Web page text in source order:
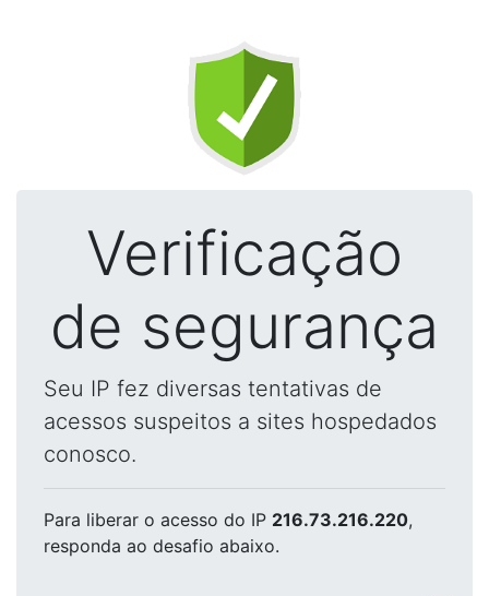
Verificação
de segurança
Seu IP fez diversas tentativas de
acessos suspeitos a sites hospedados
conosco.
Para liberar o acesso do IP 216.73.216.220,
responda ao desafio abaixo.